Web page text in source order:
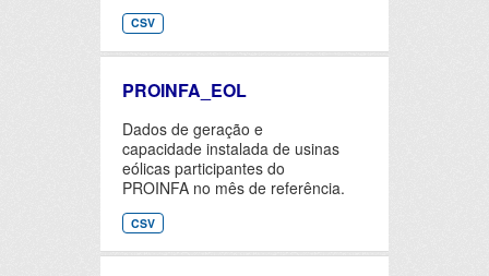
CSV
PROINFA_EOL
Dados de geração e
capacidade instalada de usinas
eólicas participantes do
PROINFA no mês de referência.
CSV